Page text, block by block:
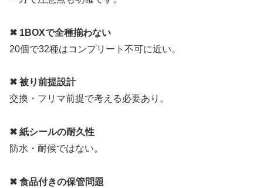
✖ 1BOXで全種揃わない
20個で32種はコンプリート不可に近い。
✖ 被り前提設計
交換・フリマ前提で考える必要あり。
✖ 紙シールの耐久性
防水・耐候ではない。
✖ 食品付きの保管問題